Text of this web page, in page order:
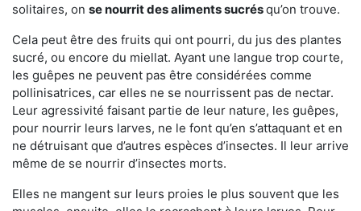
solitaires, on se nourrit des aliments sucrésqu’on trouve.
Cela peut être des fruits qui ont pourri, du jus des plantes
sucré, ou encore du miellat. Ayant une langue trop courte,
les guêpes ne peuvent pas être considérées comme
pollinisatrices, car elles ne se nourrissent pas de nectar.
Leur agressivité faisant partie de leur nature, les guêpes,
pour nourrir leurs larves, ne le font qu’en s’attaquant et en
ne détruisant que d’autres espèces d’insectes. Il leur arrive
même de se nourrir d’insectes morts.
Elles ne mangent sur leurs proies le plus souvent que les